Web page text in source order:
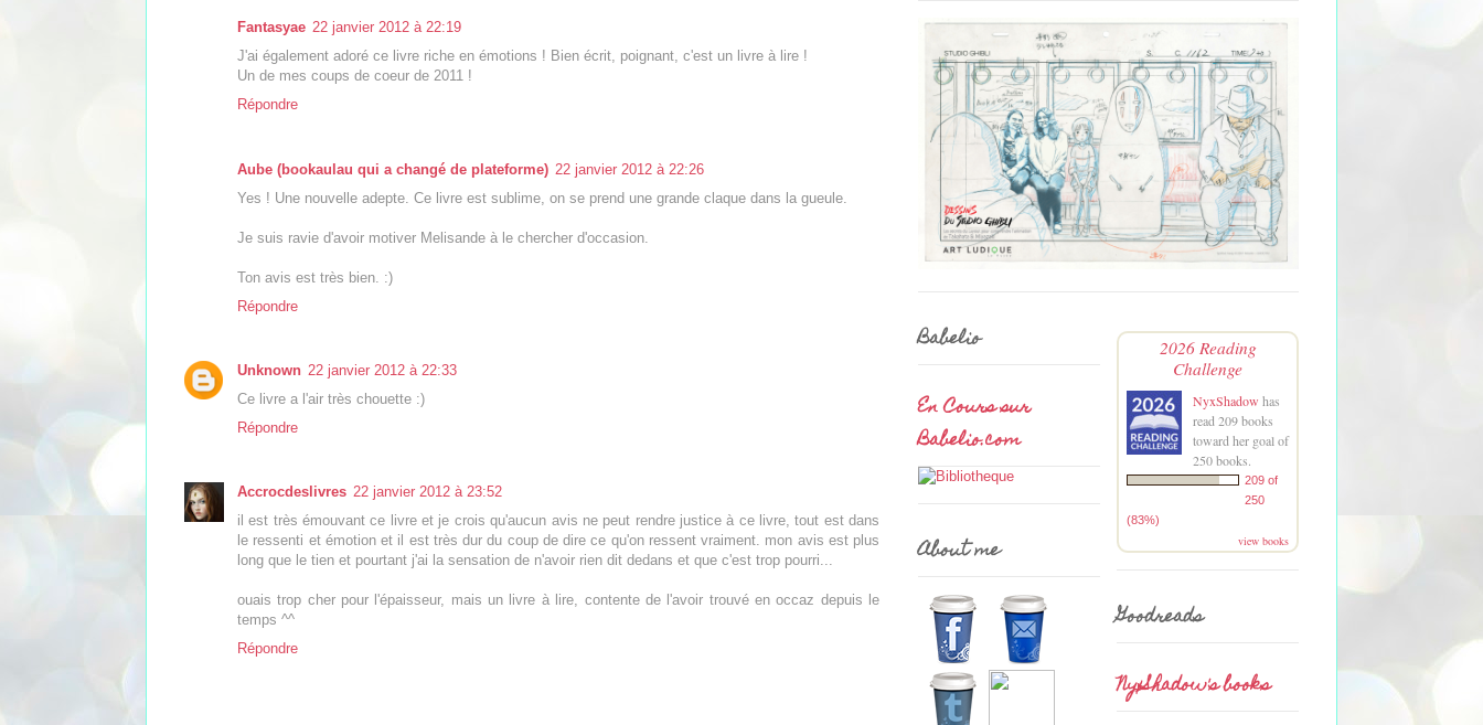
Fantasyae 22 janvier 2012 à 22:19
J'ai également adoré ce livre riche en émotions ! Bien écrit, poignant, c'est un livre à lire !
Un de mes coups de coeur de 2011 !
Répondre
Aube (bookaulau qui a changé de plateforme) 22 janvier 2012 à 22:26
Yes ! Une nouvelle adepte. Ce livre est sublime, on se prend une grande claque dans la gueule.
Je suis ravie d'avoir motiver Melisande à le chercher d'occasion.
Ton avis est très bien. :)
Répondre
Unknown 22 janvier 2012 à 22:33
Ce livre a l'air très chouette :)
Répondre
Accrocdeslivres 22 janvier 2012 à 23:52
il est très émouvant ce livre et je crois qu'aucun avis ne peut rendre justice à ce livre, tout est dans
le ressenti et émotion et il est très dur du coup de dire ce qu'on ressent vraiment. mon avis est plus
long que le tien et pourtant j'ai la sensation de n'avoir rien dit dedans et que c'est trop pourri...
ouais trop cher pour l'épaisseur, mais un livre à lire, contente de l'avoir trouvé en occaz depuis le
temps ^^
Répondre
Babelio
En Cours sur
Babelio.com
About me
2026 Reading
Challenge
NyxShadow has
read 209 books
toward her goal of
250 books.
209 of
250
(83%)
view books
Goodreads
NyxShadow's books